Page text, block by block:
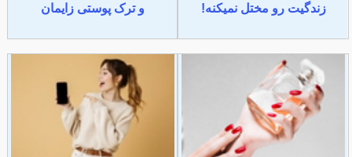
زندگیت رو مختل نمیکنه!
و ترک پوستی زایمان